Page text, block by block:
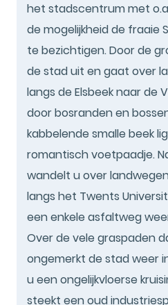
het stadscentrum met
de mogelijkheid de fraaie
te bezichtigen. Door de
de stad uit en gaat over
langs de Elsbeek naar de
door bosranden en
kabbelende smalle beek
romantisch voetpaadje.
wandelt u over
langs het Twents
een enkele asfaltweg
Over de vele graspaden
ongemerkt de stad weer
u een ongelijkvloerse
steekt een oud